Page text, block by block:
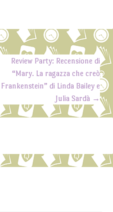
Review Party: Recensione di
“Mary. La ragazza che creò
Frankenstein” di Linda Bailey e
Julia Sardà →